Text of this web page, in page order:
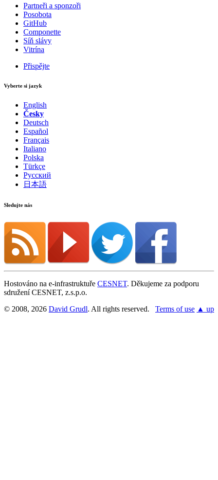
Partneři a sponzoři
Posobota
GitHub
Componette
Síň slávy
Vitrína
Přispějte
Vyberte si jazyk
English
Česky
Deutsch
Español
Français
Italiano
Polska
Türkçe
Русский
日本語
Sledujte nás
Hostováno na e-infrastruktuře CESNET. Děkujeme za podporu
sdružení CESNET, z.s.p.o.
© 2008, 2026 David Grudl. All rights reserved. Terms of use ▲ up